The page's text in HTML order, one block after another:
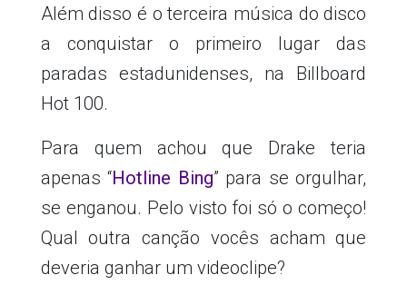
Além disso é o terceira música do disco
a conquistar o primeiro lugar das
paradas estadunidenses, na Billboard
Hot 100.
Para quem achou que Drake teria
apenas “Hotline Bing” para se orgulhar,
se enganou. Pelo visto foi só o começo!
Qual outra canção vocês acham que
deveria ganhar um videoclipe?